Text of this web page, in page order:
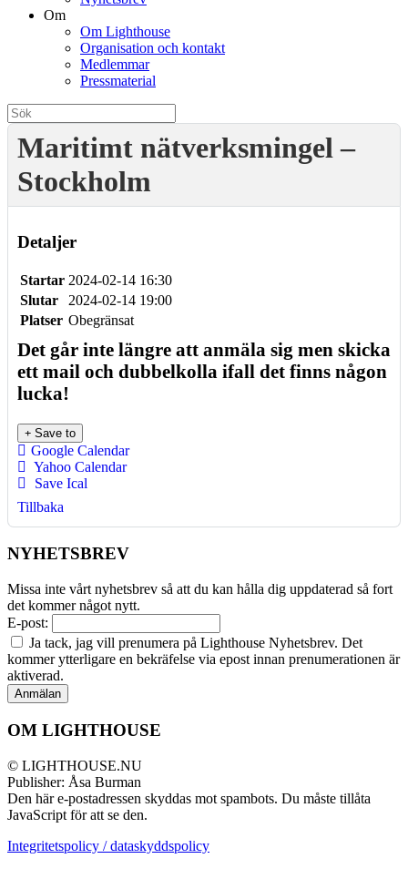
Om
Om Lighthouse
Organisation och kontakt
Medlemmar
Pressmaterial
Maritimt nätverksmingel –
Stockholm
Detaljer
Startar 2024-02-14 16:30
Slutar
2024-02-14 19:00
Platser Obegränsat
Det går inte längre att anmäla sig men skicka
ett mail och dubbelkolla ifall det finns någon
lucka!
Save to
Google Calendar
Yahoo Calendar
Save Ical
Tillbaka
NYHETSBREV
Missa inte vårt nyhetsbrev så att du kan hålla dig uppdaterad så fort
det kommer något nytt.
E-post:
Ja tack, jag vill prenumera på Lighthouse Nyhetsbrev. Det
kommer ytterligare en bekräfelse via epost innan prenumerationen är
aktiverad.
OM LIGHTHOUSE
© LIGHTHOUSE.NU
Publisher: Åsa Burman
Den här e-postadressen skyddas mot spambots. Du måste tillåta
JavaScript för att se den.
Integritetspolicy / dataskyddspolicy